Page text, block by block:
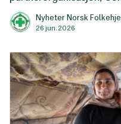
Salvador, er nå på vei til
redningsarbeidet etter
Nyheter Norsk
26 jun. 2026